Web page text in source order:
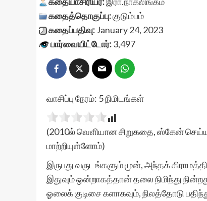
கதைத்தொகுப்பு:குடும்பம்
கதைப்பதிவு:January 24, 2023
பார்வையிட்டோர்:3,497
வாசிப்பு நேரம்: 5நிமிடங்கள்
(2010ல் வெளியான சிறுகதை, ஸ்கேன்
மாற்றியுள்ளோம்)
இருபது வருடங்களும் முன், அந்தக்
இதுவும் ஒன்றாகத்தான் தலை நிமிந்து
ஓலைக் குடிசை களாகவும், நிலத்தோடு